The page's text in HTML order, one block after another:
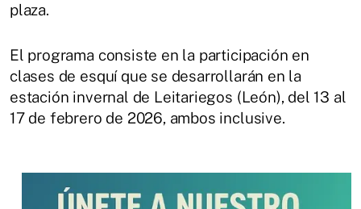
plaza.
El programa consiste en la participación en
clases de esquí que se desarrollarán en la
estación invernal de Leitariegos (León), del 13 al
17 de febrero de 2026, ambos inclusive.